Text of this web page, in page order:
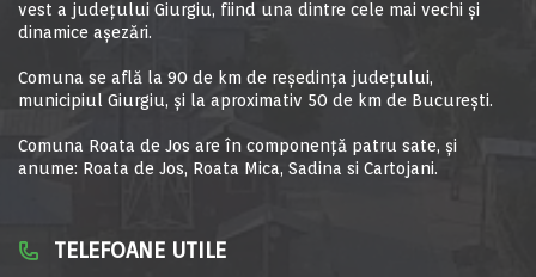
vest a judeţului Giurgiu, fiind una dintre cele mai vechi şi
dinamice aşezări.
Comuna se află la 90 de km de reşedinţa judeţului,
municipiul Giurgiu, şi la aproximativ 50 de km de Bucureşti.
Comuna Roata de Jos are în componență patru sate, și
anume: Roata de Jos, Roata Mica, Sadina si Cartojani.
TELEFOANE UTILE